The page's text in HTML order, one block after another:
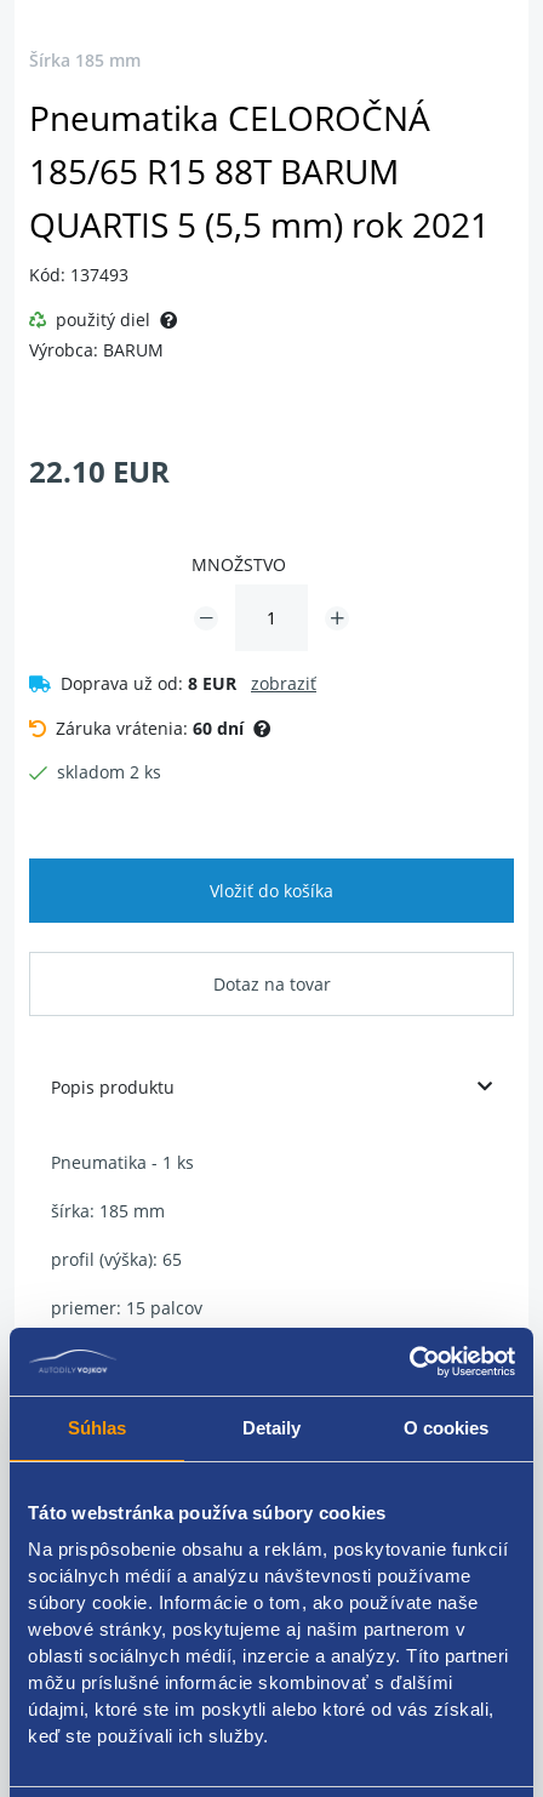
Súhlas Detaily O cookies
Táto webstránka používa súbory cookies
Na prispôsobenie obsahu a reklám, poskytovanie funkcií
sociálnych médií a analýzu návštevnosti používame
súbory cookie. Informácie o tom, ako používate naše
webové stránky, poskytujeme aj našim partnerom v
oblasti sociálnych médií, inzercie a analýzy. Títo partneri
môžu príslušné informácie skombinovať s ďalšími
údajmi, ktoré ste im poskytli alebo ktoré od vás získali,
keď ste používali ich služby.
Šírka 185 mm
Pneumatika CELOROČNÁ
185/65 R15 88T BARUM
QUARTIS 5 (5,5 mm) rok 2021
Kód: 137493
použitý diel
Výrobca: BARUM
22.10 EUR
MNOŽSTVO
Doprava už od: 8 EUR
zobraziť
Záruka vrátenia: 60 dní
skladom 2 ks
Vložiť do košíka
Dotaz na tovar
Popis produktu
Pneumatika - 1 ks
šírka: 185 mm
profil (výška): 65
priemer: 15 palcov
index rýchlosti: T
index nosnosti: 88
typ: CELOROČNÝ
model: Barum
výrobca: Quartis 5
DOT: rok 2021
hĺbka dezénu: 5,5 mm
doplnkové informácie: